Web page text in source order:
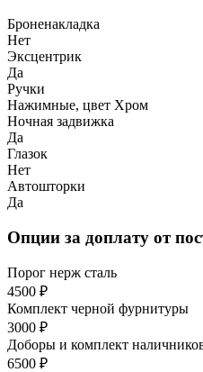
Броненакладка
Нет
Эксцентрик
Да
Ручки
Нажимные, цвет Хром
Ночная задвижка
Да
Глазок
Нет
Автошторки
Да
Опции за доплату от
Порог нерж сталь
4500 ₽
Комплект черной фурнитуры
3000 ₽
Доборы и комплект
6500 ₽